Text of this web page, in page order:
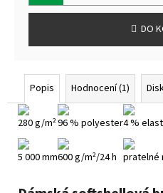
DO
Popis Hodnocení (1)
280 g/m²96 % polyester4 %
5 000 mm600 g/m²/24 h pratelné